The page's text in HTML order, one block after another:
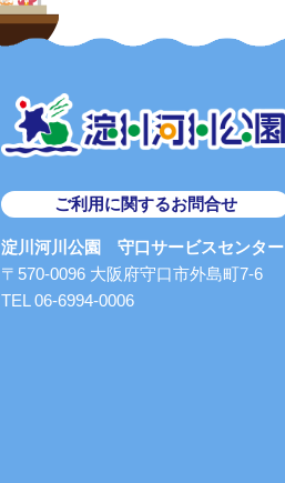
ご利用に関するお問合せ
淀川河川公園 守口サービスセンター
〒570-0096 大阪府守口市外島町7-6
TEL 06-6994-0006